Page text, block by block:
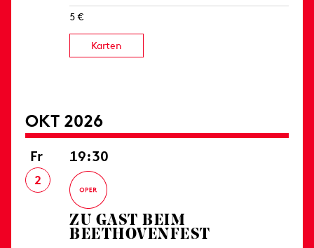
5 €
Karten
OKT 2026
Fr
2
19:30
ZU GAST BEIM
BEETHOVENFEST